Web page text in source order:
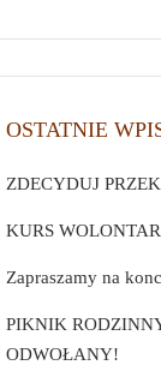
OSTATNIE
ZDECYDUJ
KURS
Zapraszamy na
PIKNIK
ODWOŁANY!